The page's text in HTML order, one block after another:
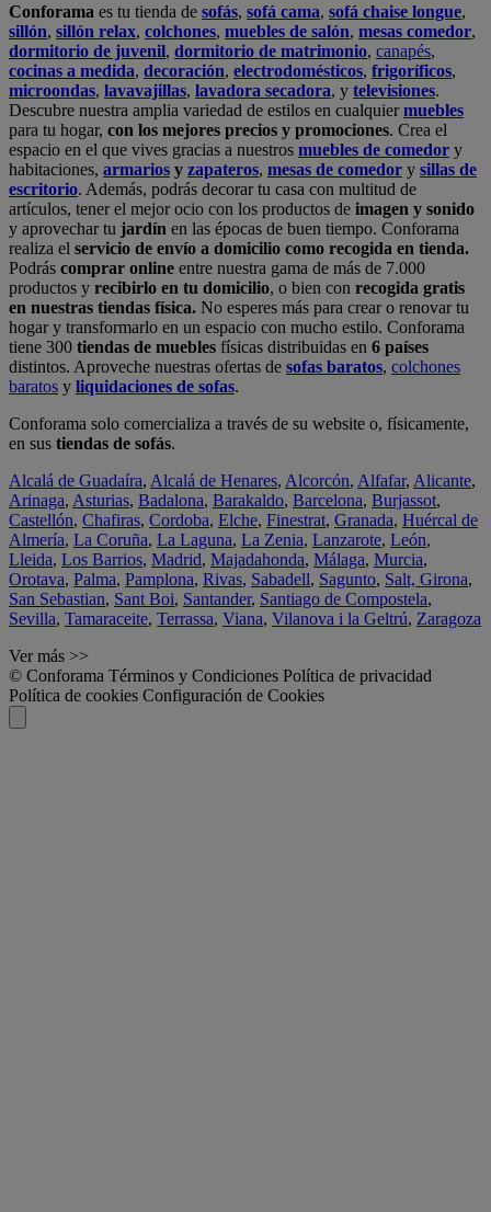
Conforama es tu tienda de sofás, sofá cama, sofá chaise longue,
sillón, sillón relax, colchones, muebles de salón, mesas comedor,
dormitorio de juvenil, dormitorio de matrimonio, canapés,
cocinas a medida, decoración, electrodomésticos, frigoríficos,
microondas, lavavajillas, lavadora secadora, y televisiones.
Descubre nuestra amplia variedad de estilos en cualquiermuebles
para tu hogar, con los mejores precios y promociones. Crea el
espacio en el que vives gracias a nuestros muebles de comedor y
habitaciones, armarios y zapateros, mesas de comedor y sillas de
escritorio. Además, podrás decorar tu casa con multitud de
artículos, tener el mejor ocio con los productos de imagen y sonido
y aprovechar tu jardín en las épocas de buen tiempo. Conforama
realiza el servicio de envío a domicilio como recogida en tienda.
Podrás comprar online entre nuestra gama de más de 7.000
productos y recibirlo en tu domicilio, o bien con recogida gratis
en nuestras tiendas física. No esperes más para crear o renovar tu
hogar y transformarlo en un espacio con mucho estilo. Conforama
tiene 300 tiendas de muebles físicas distribuidas en 6 países
distintos. Aproveche nuestras ofertas de sofas baratos, colchones
baratos y liquidaciones de sofas.
Conforama solo comercializa a través de su website o, físicamente,
en sus tiendas de sofás.
Alcalá de Guadaíra, Alcalá de Henares, Alcorcón, Alfafar, Alicante,
Arinaga, Asturias, Badalona, Barakaldo, Barcelona, Burjassot,
Castellón, Chafiras, Cordoba, Elche, Finestrat, Granada, Huércal de
Almería, La Coruña, La Laguna, La Zenia, Lanzarote, León,
Lleida, Los Barrios, Madrid, Majadahonda, Málaga, Murcia,
Orotava, Palma, Pamplona, Rivas, Sabadell, Sagunto, Salt, Girona,
San Sebastian, Sant Boi, Santander, Santiago de Compostela,
Sevilla, Tamaraceite, Terrassa, Viana, Vilanova i la Geltrú, Zaragoza
Ver más >>
© Conforama Términos y Condiciones Política de privacidad
Política de cookies Configuración de Cookies